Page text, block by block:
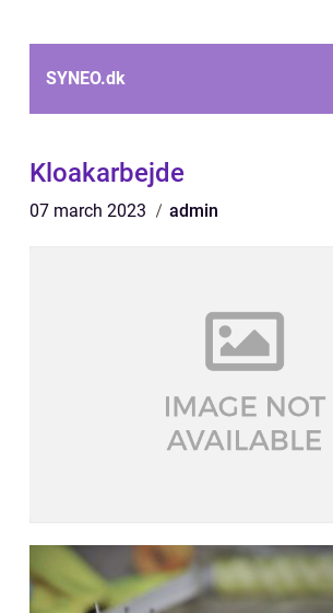
SYNEO.dk
Kloakarbejde
07 march 2023 admin